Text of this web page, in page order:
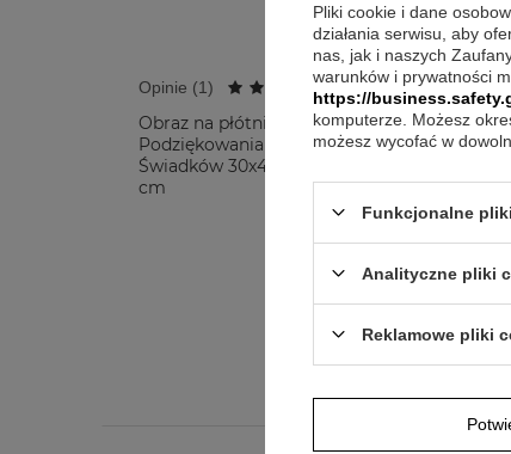
Opinie (1)
Obraz na płótnie
Podziękowania dla
Świadków 30x40
cm
115,00 zł
Pliki cookie i dane
działania serwisu, aby
nas, jak i naszych
warunków i prywatności
https://
komputerze. Możesz
możesz wycofać w
Funkcjonalne
Analityczne pliki
Reklamowe pliki